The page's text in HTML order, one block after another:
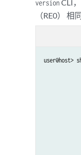
versionCLI
（RE0） 相
Current
UEFI